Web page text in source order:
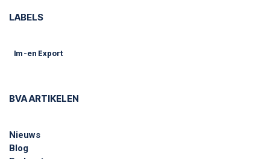
LABELS
Im -en Export
BVA ARTIKELEN
Nieuws
Blog